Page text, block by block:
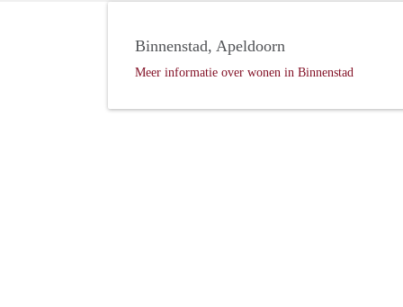
Binnenstad, Apeldoorn
Meer informatie over wonen in Binnenstad